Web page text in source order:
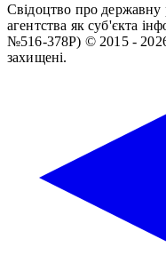
Свідоцтво про державну
агентства як суб'єкта
№516-378Р) © 2015 -
захищені.